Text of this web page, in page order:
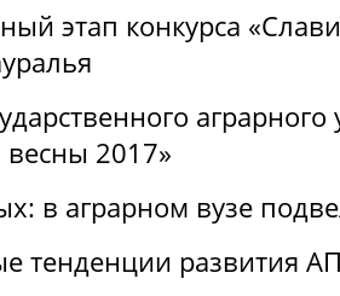
этап конкурса
весны 2017»
в аграрном вузе
тенденции развития